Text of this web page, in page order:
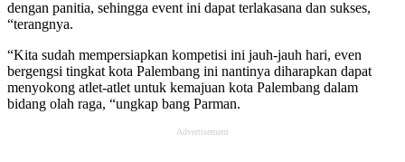
dengan panitia, sehingga event ini dapat terlakasana dan sukses,
“terangnya.
“Kita sudah mempersiapkan kompetisi ini jauh-jauh hari, even
bergengsi tingkat kota Palembang ini nantinya diharapkan dapat
menyokong atlet-atlet untuk kemajuan kota Palembang dalam
bidang olah raga, “ungkap bang Parman.
Advertisement